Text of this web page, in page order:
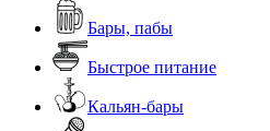
Бары, пабы
Быстрое питание
Кальян-бары